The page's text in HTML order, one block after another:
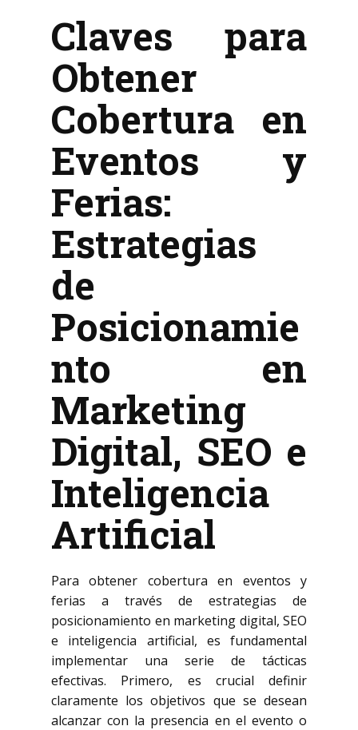
Claves para
Obtener
Cobertura en
Eventos y
Ferias:
Estrategias
de
Posicionamie
nto en
Marketing
Digital, SEO e
Inteligencia
Artificial
Para obtener cobertura en eventos y
ferias a través de estrategias de
posicionamiento en marketing digital, SEO
e inteligencia artificial, es fundamental
implementar una serie de tácticas
efectivas. Primero, es crucial definir
claramente los objetivos que se desean
alcanzar con la presencia en el evento o